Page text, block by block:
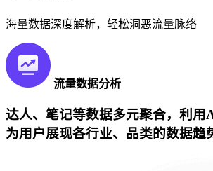
海量数据深度解析，轻松洞恶流量脉络
流量数据分析
达人、笔记等数据多元聚合，利用
为用户展现各行业、品类的数据趋